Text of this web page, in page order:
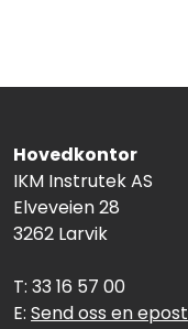
Hovedkontor
IKM Instrutek AS
Elveveien 28
3262 Larvik
T: 33 16 57 00
E: Send oss en epost